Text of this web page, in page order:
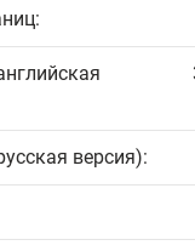
версия):